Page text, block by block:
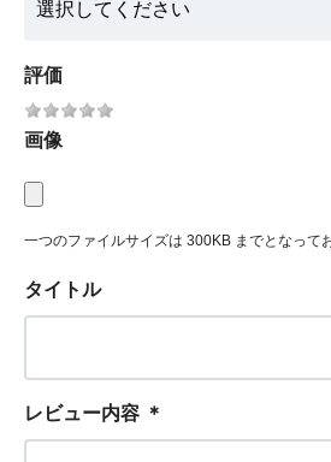
評価
画像
一つのファイルサイズは 300KB までとなって
タイトル
レビュー内容 ＊